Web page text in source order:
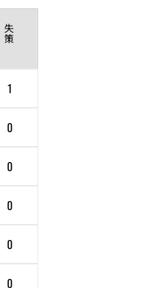
失
策
1
0
0
0
0
0